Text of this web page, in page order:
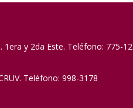
1era y 2da Este. Teléfono: 775-
Teléfono: 998-3178